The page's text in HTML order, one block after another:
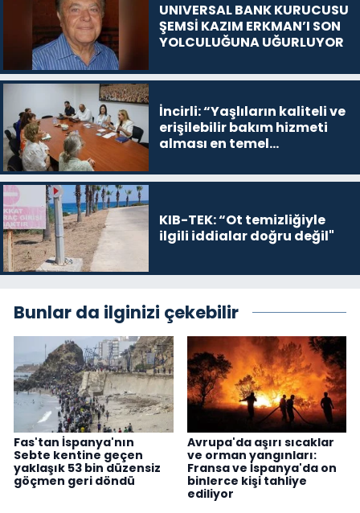
UNIVERSAL BANK KURUCUSU
ŞEMSİ KAZIM ERKMAN’I SON
YOLCULUĞUNA UĞURLUYOR
İncirli: “Yaşlıların kaliteli ve
erişilebilir bakım hizmeti
alması en temel
KIB-TEK: “Ot temizliğiyle
ilgili iddialar doğru değil"
Bunlar da ilginizi çekebilir
Fas'tan İspanya'nın
Sebte kentine geçen
yaklaşık 53 bin düzensiz
göçmen geri döndü
Avrupa'da aşırı sıcaklar
ve orman yangınları:
Fransa ve İspanya'da on
binlerce kişi tahliye
ediliyor